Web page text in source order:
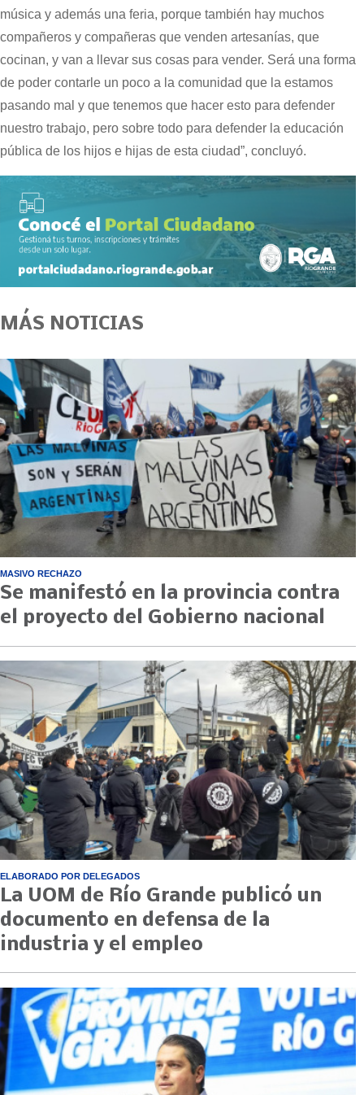
música y además una feria, porque también hay muchos
compañeros y compañeras que venden artesanías, que
cocinan, y van a llevar sus cosas para vender. Será una forma
de poder contarle un poco a la comunidad que la estamos
pasando mal y que tenemos que hacer esto para defender
nuestro trabajo, pero sobre todo para defender la educación
pública de los hijos e hijas de esta ciudad”, concluyó.
MÁS NOTICIAS
MASIVO RECHAZO
Se manifestó en la provincia contra
el proyecto del Gobierno nacional
ELABORADO POR DELEGADOS
La UOM de Río Grande publicó un
documento en defensa de la
industria y el empleo